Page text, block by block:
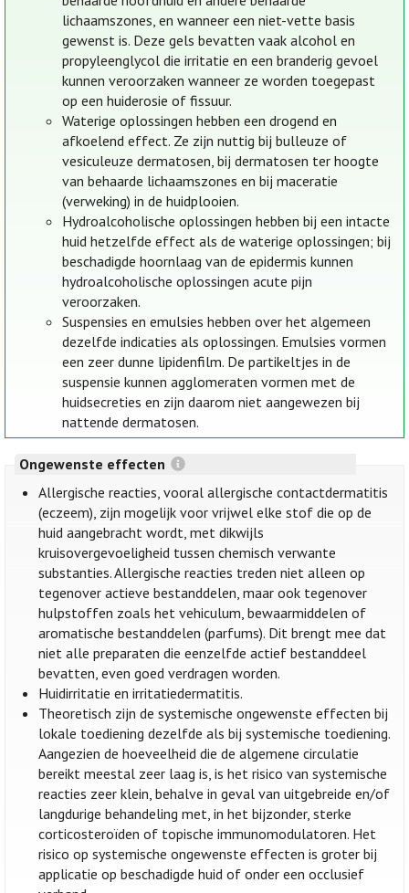
lichaamszones, en wanneer een niet-vette basis
gewenst is. Deze gels bevatten vaak alcohol en
propyleenglycol die irritatie en een branderig gevoel
kunnen veroorzaken wanneer ze worden toegepast
op een huiderosie of fissuur.
Waterige oplossingen hebben een drogend en
afkoelend effect. Ze zijn nuttig bij bulleuze of
vesiculeuze dermatosen, bij dermatosen ter hoogte
van behaarde lichaamszones en bij maceratie
(verweking) in de huidplooien.
Hydroalcoholische oplossingen hebben bij een intacte
huid hetzelfde effect als de waterige oplossingen; bij
beschadigde hoornlaag van de epidermis kunnen
hydroalcoholische oplossingen acute pijn
veroorzaken.
Suspensies en emulsies hebben over het algemeen
dezelfde indicaties als oplossingen. Emulsies vormen
een zeer dunne lipidenfilm. De partikeltjes in de
suspensie kunnen agglomeraten vormen met de
huidsecreties en zijn daarom niet aangewezen bij
nattende dermatosen.
Ongewenste effecten
Allergische reacties, vooral allergische contactdermatitis
(eczeem), zijn mogelijk voor vrijwel elke stof die op de
huid aangebracht wordt, met dikwijls
kruisovergevoeligheid tussen chemisch verwante
substanties. Allergische reacties treden niet alleen op
tegenover actieve bestanddelen, maar ook tegenover
hulpstoffen zoals het vehiculum, bewaarmiddelen of
aromatische bestanddelen (parfums). Dit brengt mee dat
niet alle preparaten die eenzelfde actief bestanddeel
bevatten, even goed verdragen worden.
Huidirritatie en irritatiedermatitis.
Theoretisch zijn de systemische ongewenste effecten bij
lokale toediening dezelfde als bij systemische toediening.
Aangezien de hoeveelheid die de algemene circulatie
bereikt meestal zeer laag is, is het risico van systemische
reacties zeer klein, behalve in geval van uitgebreide en/of
langdurige behandeling met, in het bijzonder, sterke
corticosteroïden of topische immunomodulatoren. Het
risico op systemische ongewenste effecten is groter bij
applicatie op beschadigde huid of onder een occlusief